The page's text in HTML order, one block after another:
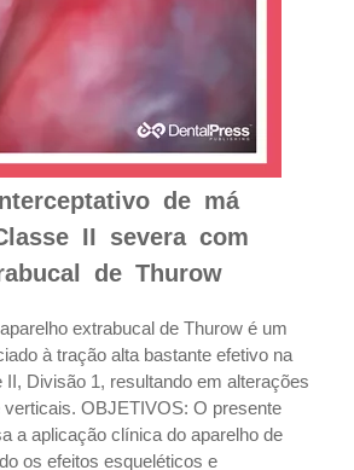
de má
II severa com
de Thurow
extrabucal de Thurow é um
à tração alta bastante efetivo na
Divisão 1, resultando em alterações
verticais. OBJETIVOS: O presente
a aplicação clínica do aparelho de
os efeitos esqueléticos e